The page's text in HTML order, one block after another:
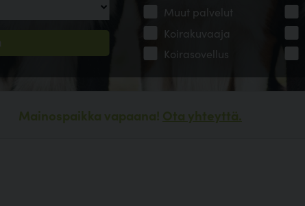
Muut palvelut
Koirakuvaaja
Koirasovellus
Mainospaikka vapaana! Ota yhteyttä.